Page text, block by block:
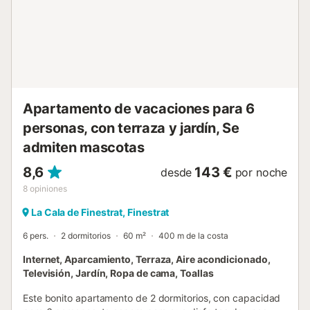
Apartamento de vacaciones para 6
personas, con terraza y jardín, Se
admiten mascotas
8,6
8 opiniones
desde 143 € por noche
La Cala de Finestrat, Finestrat
6 pers. 2 dormitorios 60 m² 400 m de la costa
Internet, Aparcamiento, Terraza, Aire acondicionado,
Televisión, Jardín, Ropa de cama, Toallas
Este bonito apartamento de 2 dormitorios, con capacidad